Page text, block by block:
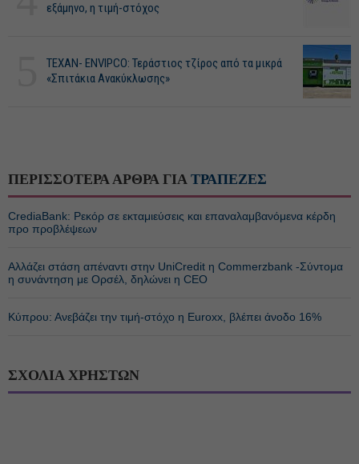
εξάμηνο, η τιμή-στόχος
ΤΕΧΑΝ- ENVIPCO: Τεράστιος τζίρος από τα μικρά
«Σπιτάκια Ανακύκλωσης»
ΠΕΡΙΣΣΟΤΕΡΑ ΑΡΘΡΑ ΓΙΑ ΤΡΑΠΕΖΕΣ
CrediaBank: Ρεκόρ σε εκταμιεύσεις και επαναλαμβανόμενα κέρδη
προ προβλέψεων
Αλλάζει στάση απέναντι στην UniCredit η Commerzbank -Σύντομα
η συνάντηση με Ορσέλ, δηλώνει η CEO
Κύπρου: Ανεβάζει την τιμή-στόχο η Euroxx, βλέπει άνοδο 16%
ΣΧΟΛΙΑ ΧΡΗΣΤΩΝ